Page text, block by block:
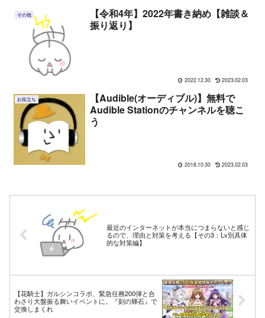
その他
【令和4年】2022年書き納め【雑談＆
振り返り】
2022.12.30 2023.02.03
お役立ち
【Audible(オーディブル)】無料で
Audible Stationのチャンネルを聴こ
う
2018.10.30 2023.02.03
最近のインターネットが本当につまらないと感じ
るので、理由と対策を考える【その3：Lv別具体
的な対策編】
【花騎士】ガルシンコラボ、緊急任務200弾と合
わさり大盤振る舞いイベントに。『刻の輝石』で
交換しまくれ